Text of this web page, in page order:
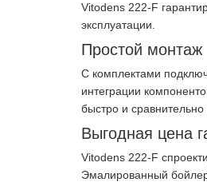
Vitodens 222-F
эксплуатации.
Простой монтаж
С комплектами
интеграции
быстро и
Выгодная цена
Vitodens 222-F
Эмалированный